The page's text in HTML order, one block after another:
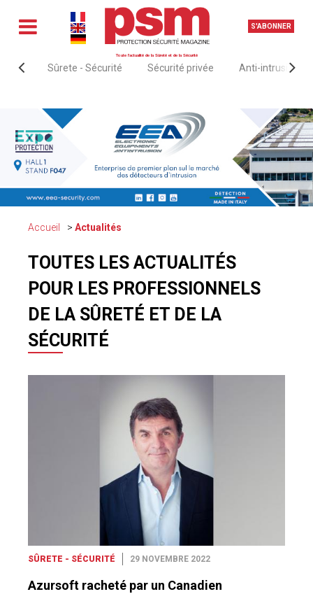
S'ABONNER
Toute l'actualité de la Sûreté et de la Sécurité
Sûrete - Sécurité Sécurité privée Anti-intrusion &
Accueil Actualités
TOUTES LES ACTUALITÉS
POUR LES PROFESSIONNELS
DE LA SÛRETÉ ET DE LA
SÉCURITÉ
SÛRETE - SÉCURITÉ 29 NOVEMBRE 2022
Azursoft racheté par un Canadien